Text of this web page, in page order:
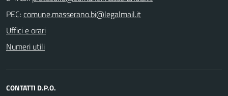
PEC:
Uffici e orari
Numeri utili
CONTATTI D.P.O.